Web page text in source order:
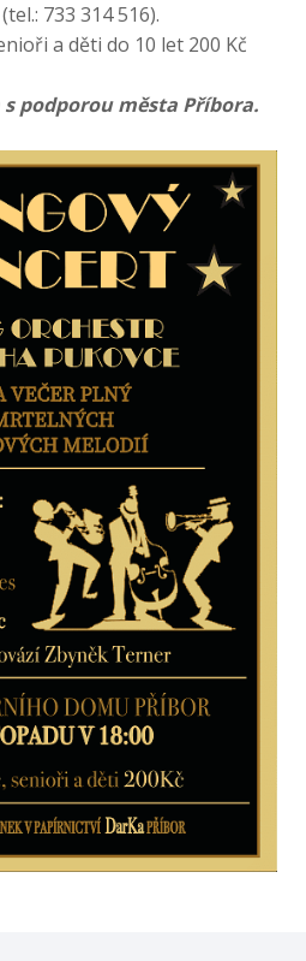
733 314 516).
a děti do 10 let 200 Kč
podporou města Příbora.